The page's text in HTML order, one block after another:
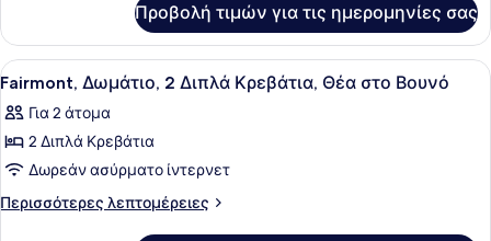
Κρεβάτια
(Gatehouse)
2
Queen
Κρεβάτια
Προβολή τιμών για τις ημερομηνίες σας
Προβολή
όλων
των
φωτογραφιών
για
Fairmont,
Κλινοσκεπάσματα υψηλής
7
Fairmont, Δωμάτιο, 2 Διπλά Κρεβάτια, Θέα στο Βουνό
Για 2 άτομα
2 Διπλά Κρεβάτια
Δωρεάν ασύρματο ίντερνετ
Περισσότερες λεπτομέρειες
Περισσότερες